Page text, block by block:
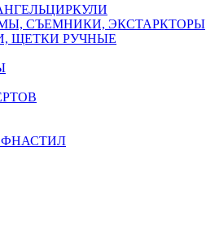
СЪЕМНИКИ, ЭКСТАРКТОРЫ
ЩЕТКИ РУЧНЫЕ